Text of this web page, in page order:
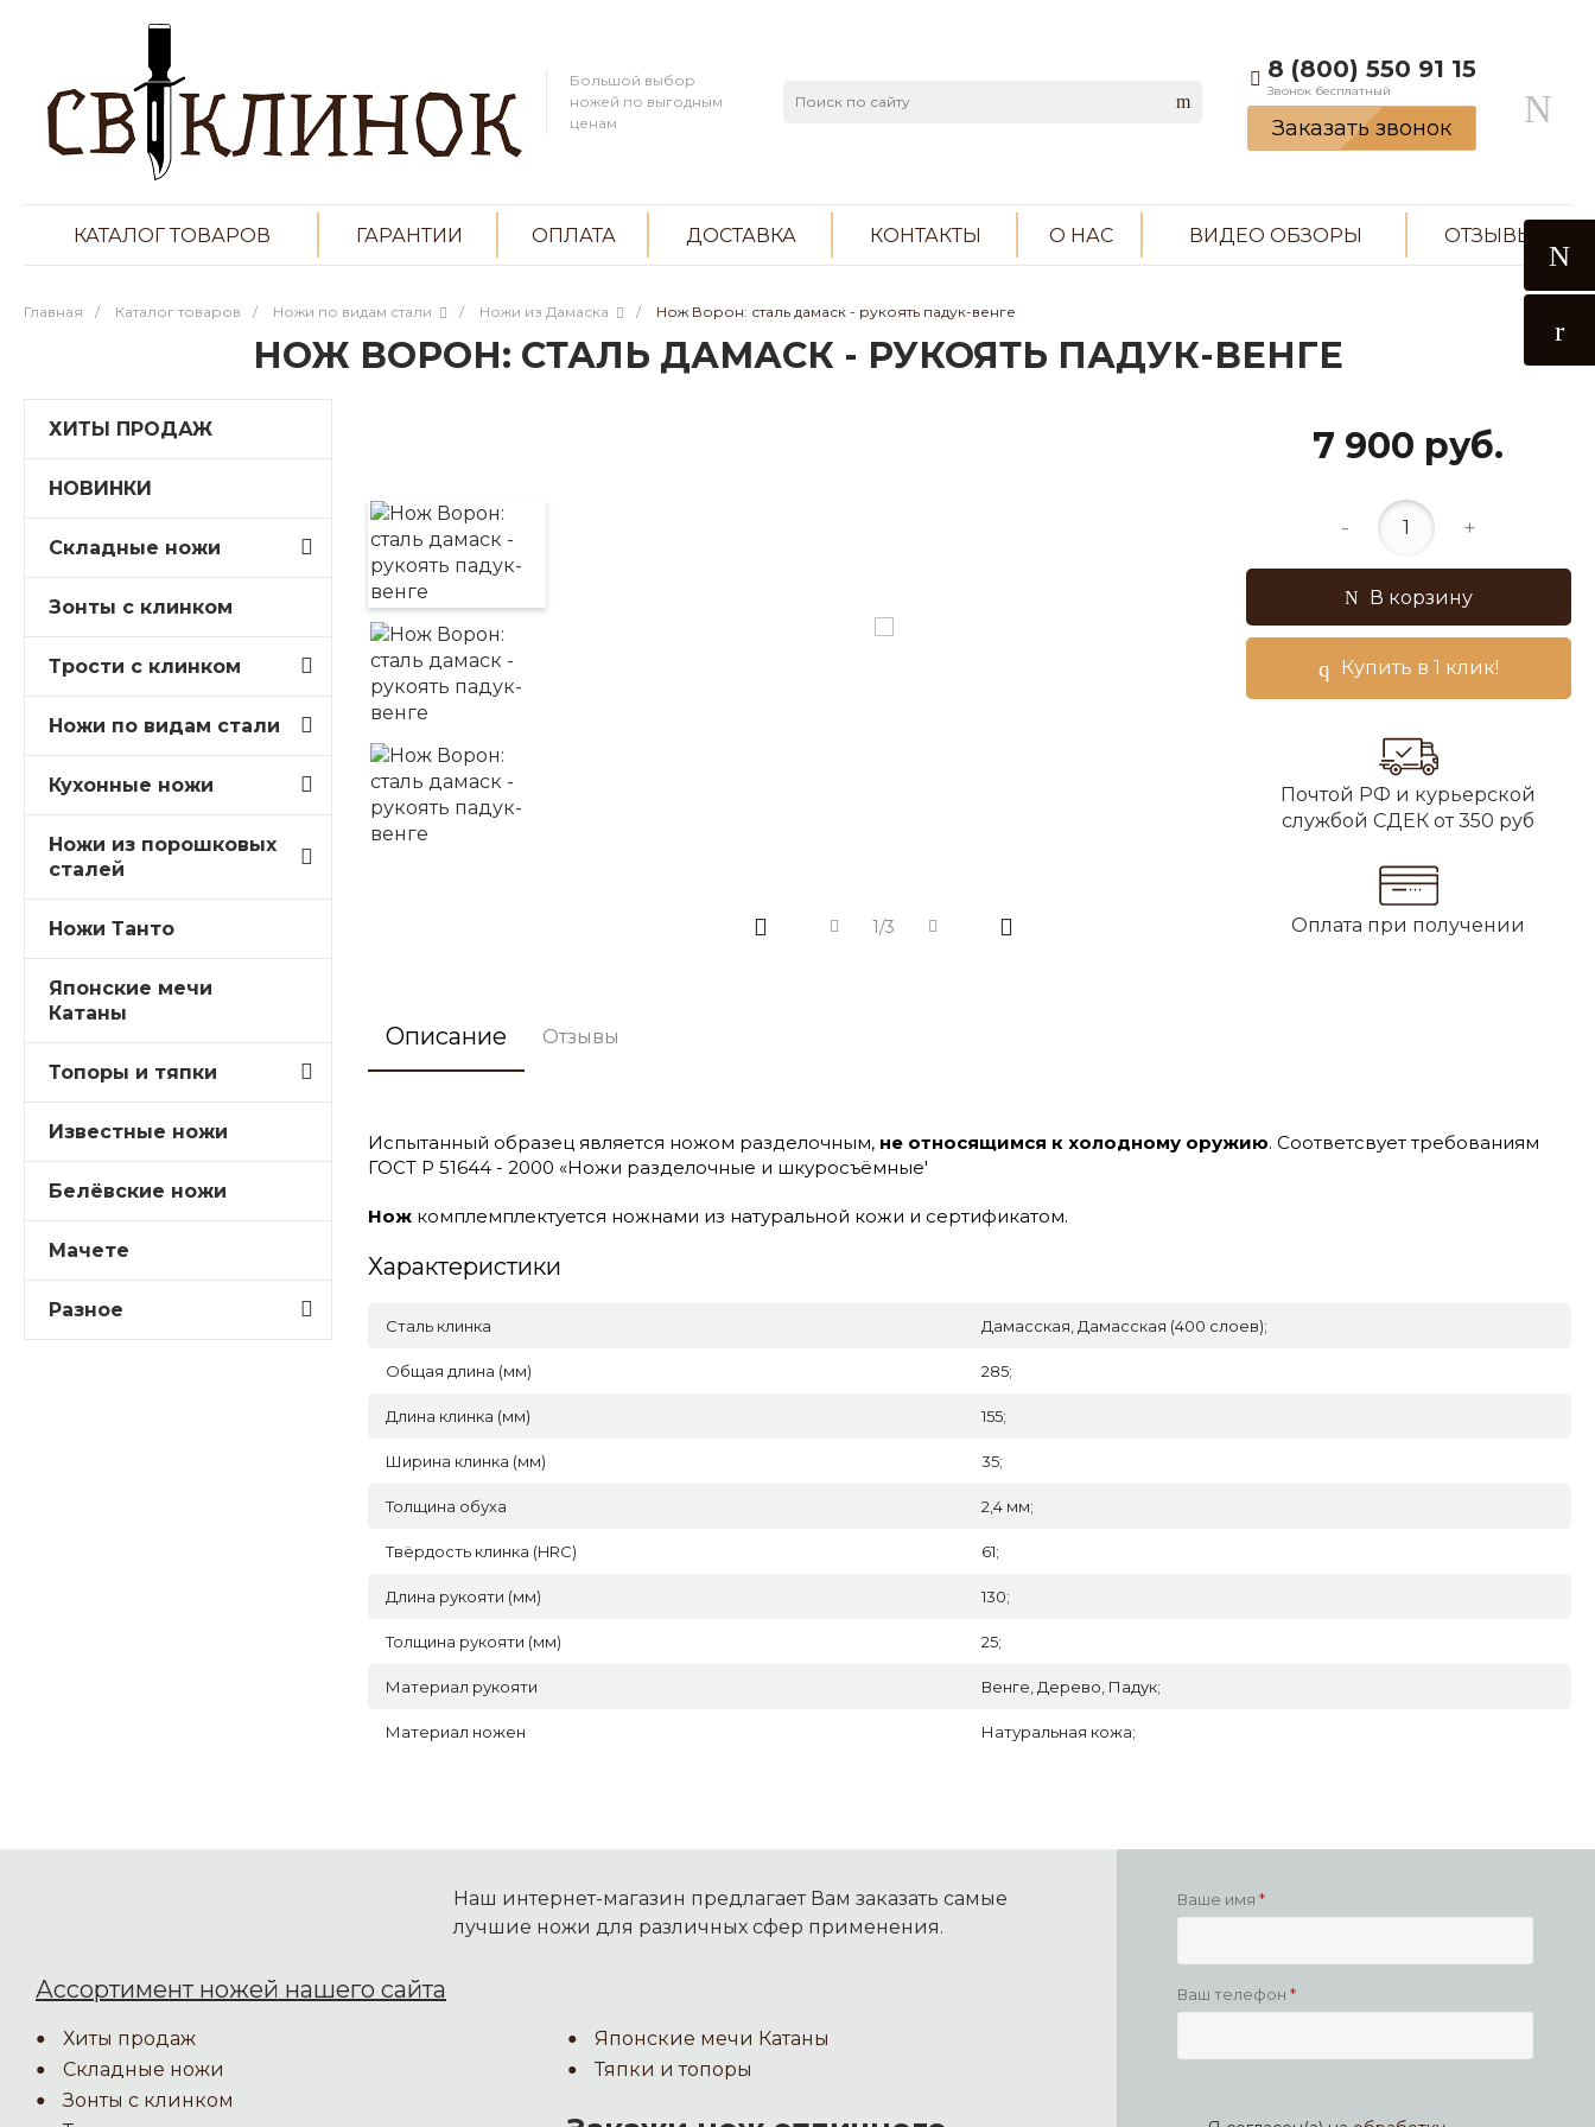
Большой выбор
ножей по выгодным
ценам
8 (800) 550 91 15
Звонок бесплатный
Заказать звонок
КАТАЛОГ ТОВАРОВ ГАРАНТИИ ОПЛАТА ДОСТАВКА КОНТАКТЫ О НАС ВИДЕО ОБЗОРЫ ОТЗЫВЫ
Главная / Каталог товаров / Ножи по видам стали / Ножи из Дамаска / Нож Ворон: сталь дамаск - рукоять падук-венге
НОЖ ВОРОН: СТАЛЬ ДАМАСК - РУКОЯТЬ ПАДУК-ВЕНГЕ
ХИТЫ ПРОДАЖ
НОВИНКИ
Складные ножи
Зонты с клинком
Трости c клинком
Ножи по видам стали
Кухонные ножи
Ножи из порошковых
сталей
Ножи Танто
Японские мечи
Катаны
Топоры и тяпки
Известные ножи
Белёвские ножи
Мачете
Разное
1/3
7 900 руб.
- +
В корзину
Купить в 1 клик!
Почтой РФ и курьерской
службой СДЕК от 350 руб
Оплата при получении
Описание Отзывы
Испытанный образец является ножом разделочным, не относящимся к холодному оружию. Соответсвует требованиям
ГОСТ Р 51644 - 2000 «Ножи разделочные и шкуросъёмные'
Нож комплемплектуется ножнами из натуральной кожи и сертификатом.
Характеристики
Сталь клинка Дамасская, Дамасская (400 слоев);
Общая длина (мм) 285;
Длина клинка (мм) 155;
Ширина клинка (мм) 35;
Толщина обуха 2,4 мм;
Твёрдость клинка (HRC) 61;
Длина рукояти (мм) 130;
Толщина рукояти (мм) 25;
Материал рукояти Венге, Дерево, Падук;
Материал ножен Натуральная кожа;
Наш интернет-магазин предлагает Вам заказать самые
лучшие ножи для различных сфер применения.
Ассортимент ножей нашего сайта
Хиты продаж
Складные ножи
Зонты с клинком
Японские мечи Катаны
Тяпки и топоры
Ваше имя
Ваш телефон